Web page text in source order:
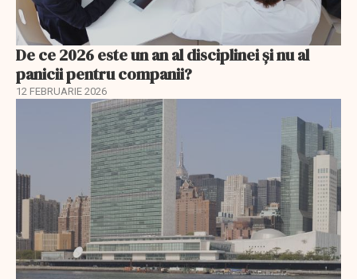
De ce 2026 este un an al disciplinei și nu al
panicii pentru companii?
12 FEBRUARIE 2026